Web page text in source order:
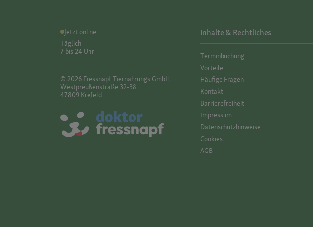
Jetzt online
Täglich
7 bis 24 Uhr
© 2026 Fressnapf Tiernahrungs GmbH
Westpreußenstraße 32-38
47809 Krefeld
Inhalte & Rechtliches
Termin­buchung
Vorteile
Häufige Fragen
Kontakt
Barrierefreiheit
Impressum
Datenschutz­hinweise
Cookies
AGB